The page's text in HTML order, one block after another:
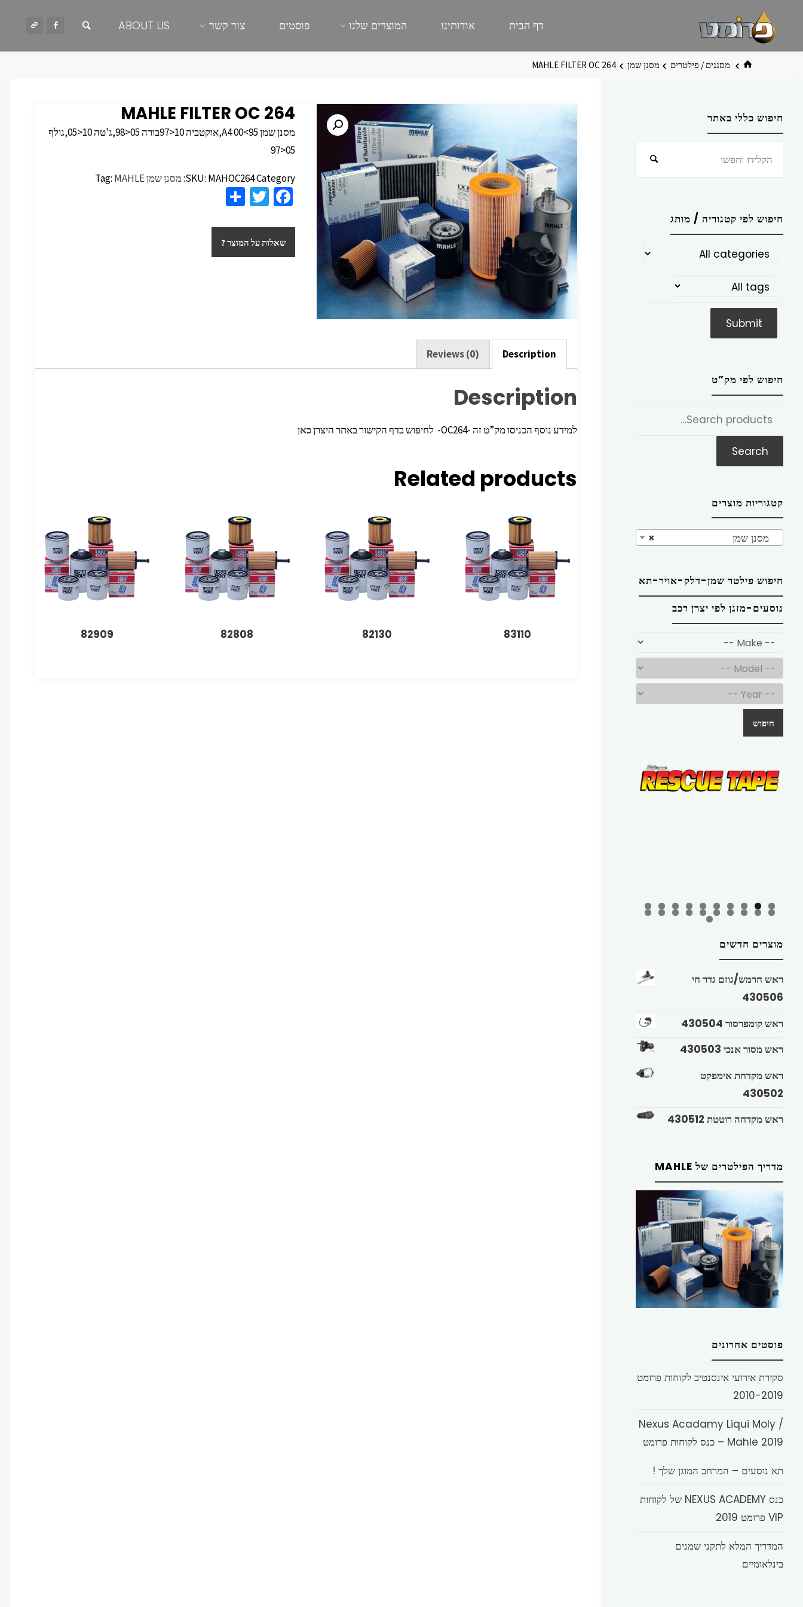
דף הבית אודותינו המוצרים שלנו פוסטים צור קשר ABOUT US
בית מסננים / פילטרים מסנן שמן MAHLE FILTER OC 264
MAHLE FILTER OC 264
מסנן שמן A4 00<95,אוקטביה 10<97בורה 05<98,ג'טה 10<05,גולף
05<97
SKU: MAHOC264Category: מסנן שמן Tag: MAHLE
Fa
b
o
T
tt
er
ar
eשאלות על המוצר ?
Description
Reviews (0)
Description
למידע נוסף הכניסו מק”ט זה -OC264- לחיפוש בדף הקישור באתר היצרן כאן
Related products
83110
82130
82808
82909
חיפוש כללי באתר
חיפוש
חיפוש לפי קטגוריה / מותג
חיפוש לפי מק”ט
Search
קטגוריות מוצרים
× מסנן שמן
חיפוש פילטר שמן-דלק-אויר-תא
נוסעים-מזגן לפי יצרן רכב
חיפוש
מוצרים חדשים
ראש חרמש/גוזם גדר חי
430506
ראש קומפרסור 430504
ראש מסור אנכי 430503
ראש מקדחת אימפקט
430502
ראש מקדחה רוטטת 430512
מדריך הפילטרים של MAHLE
פוסטים אחרונים
סקירת אירועי אינסנטיב לקוחות פרומט
2010-2019
Nexus Acadamy Liqui Moly /
Mahle 2019 – כנס לקוחות פרומט
תא נוסעים – המרחב המוגן שלך !
כנס NEXUS ACADEMY של לקוחות
VIP פרומט 2019
המדריך המלא לתקני שמנים
בינלאומיים